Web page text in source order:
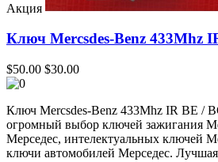
Акция
Ключ Mercsdes-Benz 433Mhz
$50.00 $30.00
Ключ Mercsdes-Benz 433Mhz IR BE /
огромный выбор ключей зажигания
Мерседес, интелектуальных ключей
ключи автомобилей Мерседес.